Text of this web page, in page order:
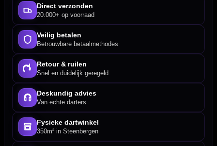
Direct verzonden
20.000+ op voorraad
Veilig betalen
Betrouwbare betaalmethodes
Retour & ruilen
Snel en duidelijk geregeld
Deskundig advies
Van echte darters
Fysieke dartwinkel
350m² in Steenbergen